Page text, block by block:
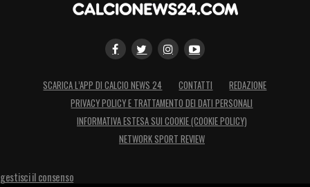
SCARICA L’APP DI CALCIO NEWS 24 CONTATTI
REDAZIONE
PRIVACY POLICY E TRATTAMENTO DEI DATI PERSONALI
INFORMATIVA ESTESA SUI COOKIE (COOKIE POLICY)
NETWORK SPORT REVIEW
gestisci il consenso